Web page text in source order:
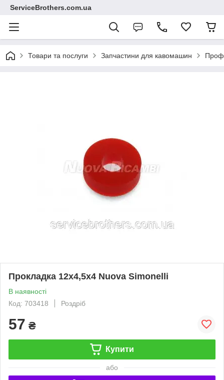
ServiceBrothers.com.ua
Товари та послуги Запчастини для кавомашин
Прокладка 12x4,5x4 Nuova Simonelli
В наявності
Код: 703418
Роздріб
57 ₴
Купити
або